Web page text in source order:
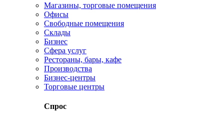
Магазины, торговые помещения
Офисы
Свободные помещения
Склады
Бизнес
Сфера услуг
Рестораны, бары, кафе
Производства
Бизнес-центры
Торговые центры
Спрос